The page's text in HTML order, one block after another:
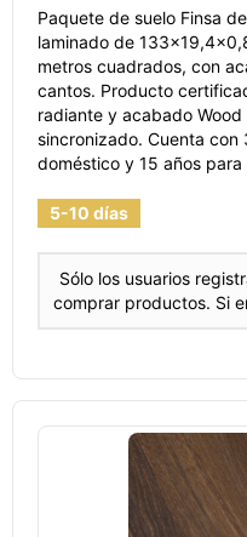
Paquete de suelo Finsa
laminado de
metros cuadrados, con
cantos. Producto
radiante y acabado
sincronizado. Cuenta
doméstico y 15 años para
5-10 días
Sólo los usuarios
comprar productos. Si